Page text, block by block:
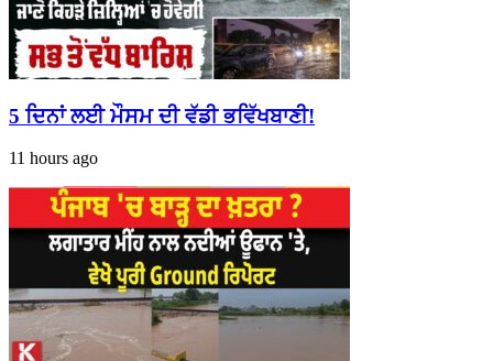
5 ਦਿਨਾਂ ਲਈ ਮੌਸਮ ਦੀ ਵੱਡੀ ਭਵਿੱਖਬਾਣੀ!
11 hours ago